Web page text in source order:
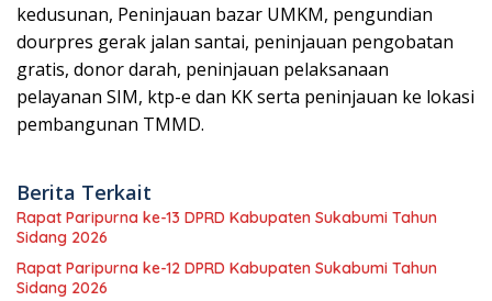
kedusunan, Peninjauan bazar UMKM, pengundian
dourpres gerak jalan santai, peninjauan pengobatan
gratis, donor darah, peninjauan pelaksanaan
pelayanan SIM, ktp-e dan KK serta peninjauan ke lokasi
pembangunan TMMD.
Berita Terkait
Rapat Paripurna ke-13 DPRD Kabupaten Sukabumi Tahun
Sidang 2026
Rapat Paripurna ke-12 DPRD Kabupaten Sukabumi Tahun
Sidang 2026